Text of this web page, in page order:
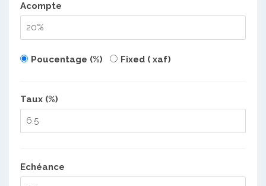
Acompte
Poucentage (%) Fixed ( xaf)
Taux (%)
Echéance